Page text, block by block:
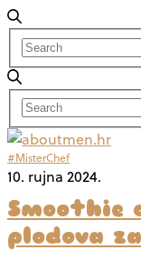
#MisterChef
10. rujna 2024.
Smoothie
plodova